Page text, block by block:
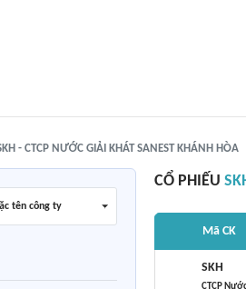
- CTCP NƯỚC GIẢI KHÁT SANEST KHÁNH HÒA
tên công ty
CỔ PHIẾU
Mã CK
SKH
CTCP